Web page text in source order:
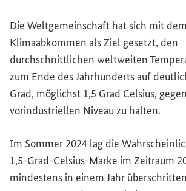
Die Weltgemeinschaft hat sich mit
Klimaabkommen als Ziel gesetzt, den
durchschnittlichen weltweiten
zum Ende des Jahrhunderts auf
Grad, möglichst 1,5 Grad Celsius,
vorindustriellen Niveau zu halten.
Im Sommer 2024 lag die
1,5-Grad-Celsius-Marke im Zeitraum
mindestens in einem Jahr